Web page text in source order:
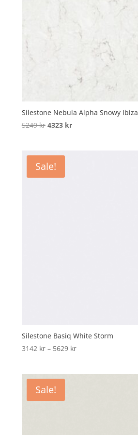
Silestone Nebula Alpha Snowy Ibiza
5249kr Original
5249 kr.
4323 krCurrent
Sale!
Silestone Basiq White Storm
3142 kr – 5629 krPrice
Sale!